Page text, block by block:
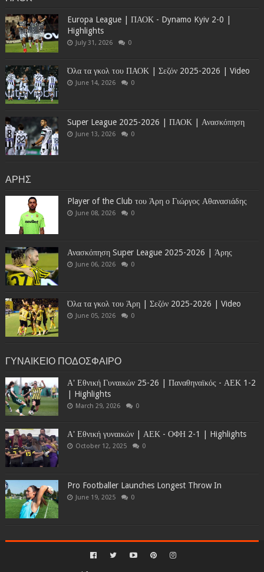
Europa League | ΠΑΟΚ - Dynamo Kyiv 2-0 |
Highlights
July 31, 2026 0
Όλα τα γκολ του ΠΑΟΚ | Σεζόν 2025-2026 | Video
June 14, 2026 0
Super League 2025-2026 | ΠΑΟΚ | Ανασκόπηση
June 13, 2026 0
ΑΡΗΣ
Player of the Club του Άρη ο Γιώργος Αθανασιάδης
June 08, 2026 0
Ανασκόπηση Super League 2025-2026 | Άρης
June 06, 2026 0
Όλα τα γκολ του Άρη | Σεζόν 2025-2026 | Video
June 05, 2026 0
ΓΥΝΑΙΚΕΙΟ ΠΟΔΟΣΦΑΙΡΟ
Α' Εθνική Γυναικών 25-26 | Παναθηναϊκός - ΑΕΚ 1-2
| Highlights
March 29, 2026 0
Α' Εθνική γυναικών | ΑΕΚ - ΟΦΗ 2-1 | Highlights
October 12, 2025 0
Pro Footballer Launches Longest Throw In
June 19, 2025 0